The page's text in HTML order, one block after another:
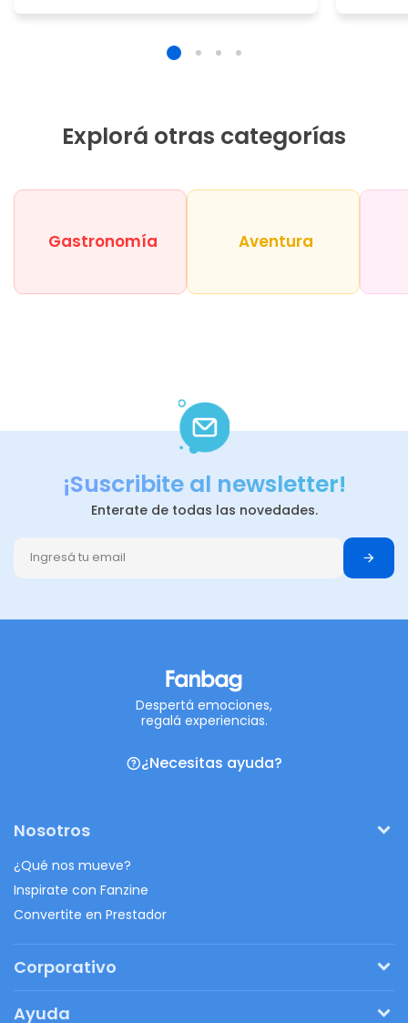
Explorá otras categorías
Gastronomía Aventura
¡Suscribite al newsletter!
Enterate de todas las novedades.
Despertá emociones,
regalá experiencias.
¿Necesitas ayuda?
Nosotros
¿Qué nos mueve?
Inspirate con Fanzine
Convertite en Prestador
Corporativo
Ayuda